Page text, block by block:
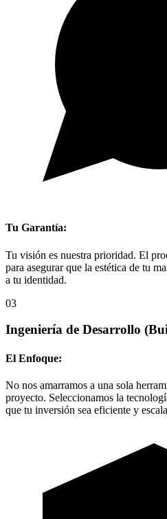
Tu Garantía:
Tu visión es nuestra prioridad. El
para asegurar que la estética de tu
a tu identidad.
03
Ingeniería de Desarrollo
El Enfoque:
No nos amarramos a una sola
proyecto. Seleccionamos la
que tu inversión sea eficiente y